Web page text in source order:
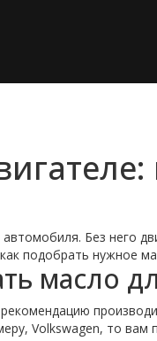
Без него
подобрать нужное
масло
Volkswagen, то вам